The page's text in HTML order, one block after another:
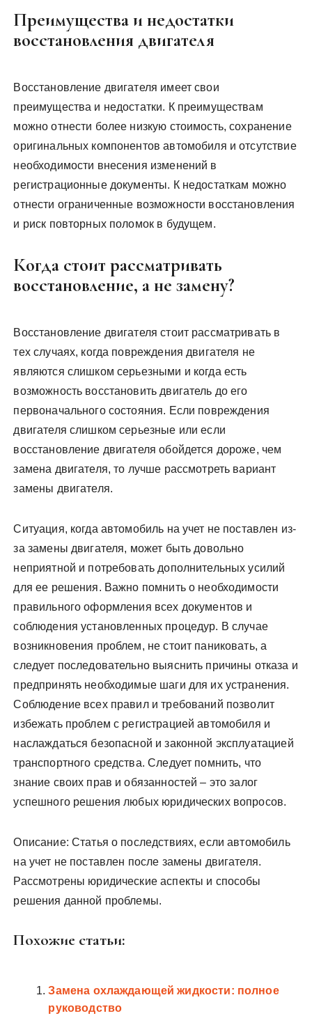
Преимущества и недостатки
восстановления двигателя
Восстановление двигателя имеет свои
преимущества и недостатки. К преимуществам
можно отнести более низкую стоимость, сохранение
оригинальных компонентов автомобиля и отсутствие
необходимости внесения изменений в
регистрационные документы. К недостаткам можно
отнести ограниченные возможности восстановления
и риск повторных поломок в будущем.
Когда стоит рассматривать
восстановление, а не замену?
Восстановление двигателя стоит рассматривать в
тех случаях, когда повреждения двигателя не
являются слишком серьезными и когда есть
возможность восстановить двигатель до его
первоначального состояния. Если повреждения
двигателя слишком серьезные или если
восстановление двигателя обойдется дороже, чем
замена двигателя, то лучше рассмотреть вариант
замены двигателя.
Ситуация, когда автомобиль на учет не поставлен из-
за замены двигателя, может быть довольно
неприятной и потребовать дополнительных усилий
для ее решения. Важно помнить о необходимости
правильного оформления всех документов и
соблюдения установленных процедур. В случае
возникновения проблем, не стоит паниковать, а
следует последовательно выяснить причины отказа и
предпринять необходимые шаги для их устранения.
Соблюдение всех правил и требований позволит
избежать проблем с регистрацией автомобиля и
наслаждаться безопасной и законной эксплуатацией
транспортного средства. Следует помнить, что
знание своих прав и обязанностей – это залог
успешного решения любых юридических вопросов.
Описание: Статья о последствиях, если автомобиль
на учет не поставлен после замены двигателя.
Рассмотрены юридические аспекты и способы
решения данной проблемы.
Похожие статьи:
Замена охлаждающей жидкости: полное
руководство